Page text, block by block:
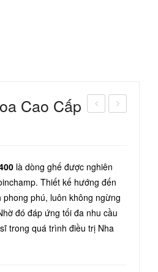
Nha
nh
Jin
me
Ate
c 1
đầu
Cao Cấp
là dòng ghế được nghiên
Thiết kế hướng đến
phú, luôn không ngừng
đó đáp ứng tối đa nhu cầu
trong quá trình điều trị Nha